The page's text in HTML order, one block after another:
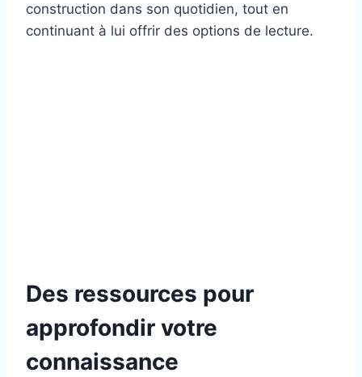
construction dans son quotidien, tout en
continuant à lui offrir des options de lecture.
Des ressources pour
approfondir votre
connaissance